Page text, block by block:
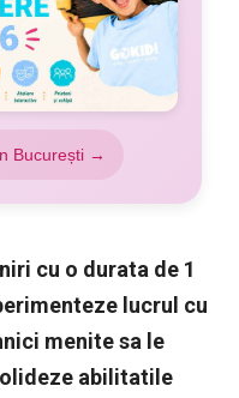
București →
cu o durata de 1
lucrul cu
menite sa le
abilitatile